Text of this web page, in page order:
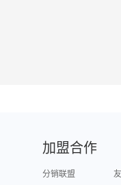
加盟合作
分销联盟